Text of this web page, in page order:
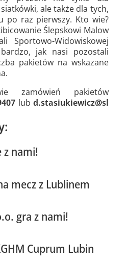
ale także dla tych,
po raz pierwszy. Kto wie?
Ślepskowi Malow
Sportowo-Widowiskowej
jak nasi pozostali
pakietów na wskazane
zamówień pakietów
lub d.stasiukiewicz@sl
z nami!
mecz z Lublinem
gra z nami!
Cuprum Lubin